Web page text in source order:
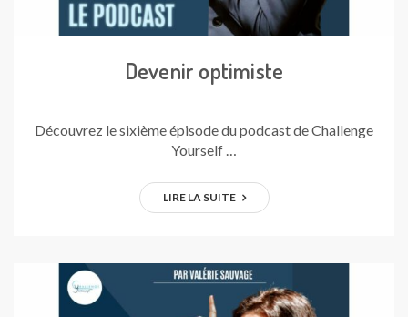
Devenir optimiste
Découvrez le sixième épisode du podcast de Challenge
Yourself …
LIRE LA SUITE